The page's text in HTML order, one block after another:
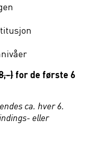
) for de første 6
ca. hver 6.
eller